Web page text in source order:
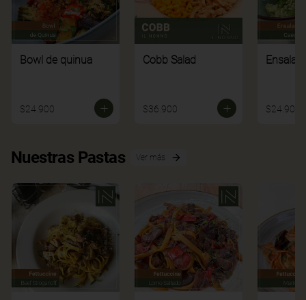
Bowl de quinua
$24.900
Cobb Salad
$36.900 $24.900
Nuestras Pastas Ver más